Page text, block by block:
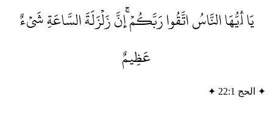
يَا أَيُّهَا النَّاسُ اتَّقُوا رَبَّكُمْۚ إِنَّ زَلْزَلَةَ السَّاعَةِ شَيْءٌ
عَظِيمٌ
الحج 22:1 ✦